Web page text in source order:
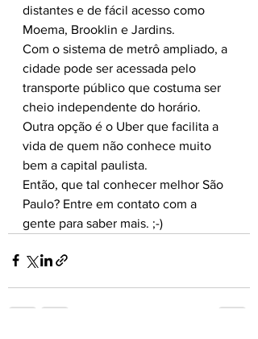
distantes e de fácil acesso como
Moema, Brooklin e Jardins.
Com o sistema de metrô ampliado, a
cidade pode ser acessada pelo
transporte público que costuma ser
cheio independente do horário.
Outra opção é o Uber que facilita a
vida de quem não conhece muito
bem a capital paulista.
Então, que tal conhecer melhor São
Paulo? Entre em contato com a
gente para saber mais. ;-)